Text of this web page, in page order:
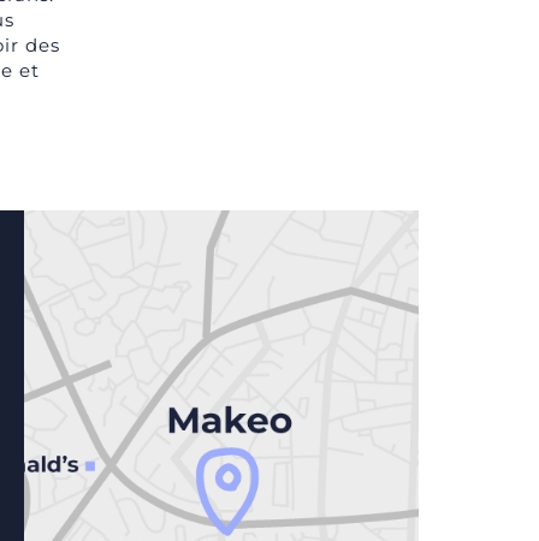
des
et